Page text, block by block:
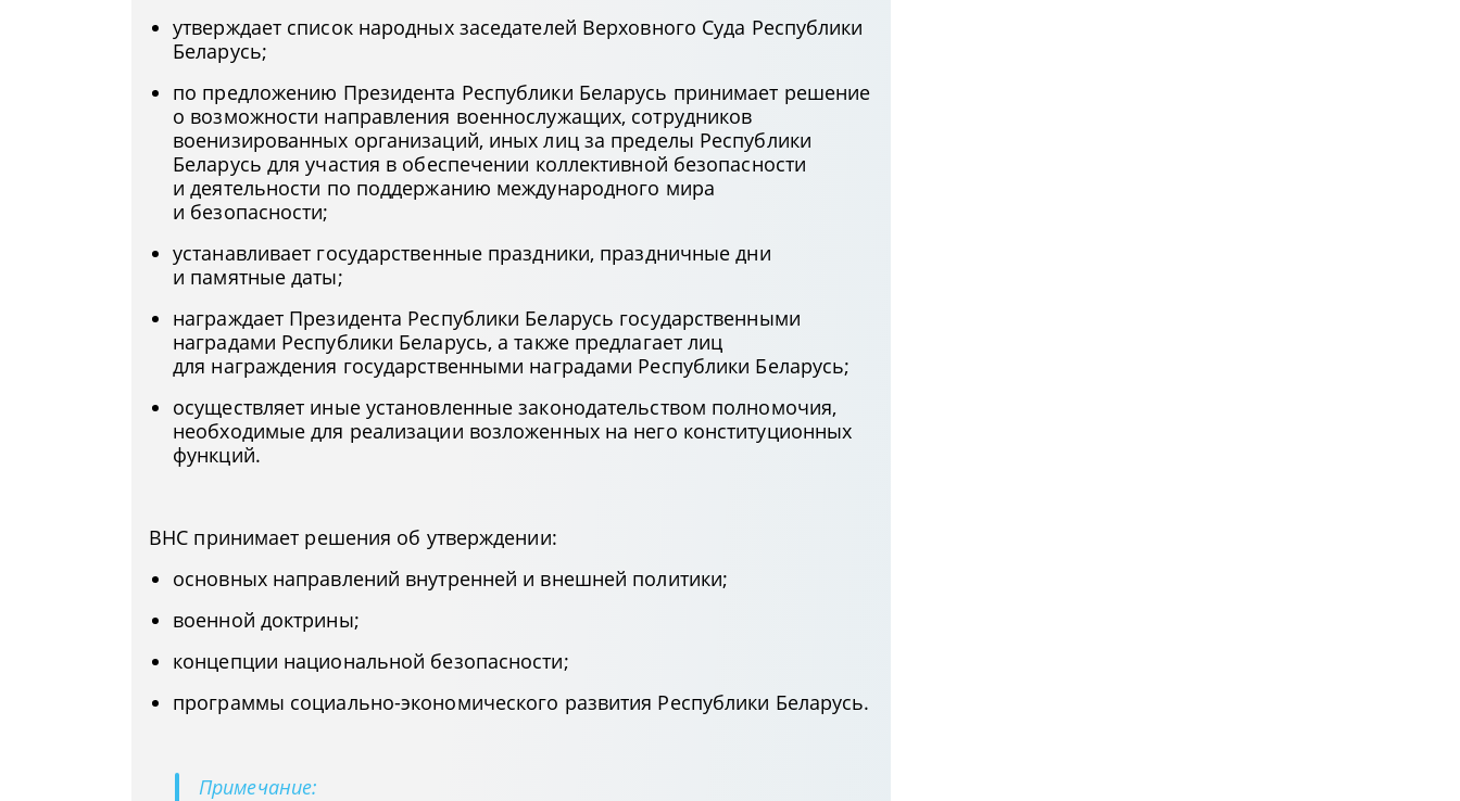
утверждает список народных заседателей Верховного Суда Республики
Беларусь;
по предложению Президента Республики Беларусь принимает решение
о возможности направления военнослужащих, сотрудников
военизированных организаций, иных лиц за пределы Республики
Беларусь для участия в обеспечении коллективной безопасности
и деятельности по поддержанию международного мира
и безопасности;
устанавливает государственные праздники, праздничные дни
и памятные даты;
награждает Президента Республики Беларусь государственными
наградами Республики Беларусь, а также предлагает лиц
для награждения государственными наградами Республики Беларусь;
осуществляет иные установленные законодательством полномочия,
необходимые для реализации возложенных на него конституционных
функций.
ВНС принимает решения об утверждении:
основных направлений внутренней и внешней политики;
военной доктрины;
концепции национальной безопасности;
программы социально-экономического развития Республики Беларусь.
Примечание: